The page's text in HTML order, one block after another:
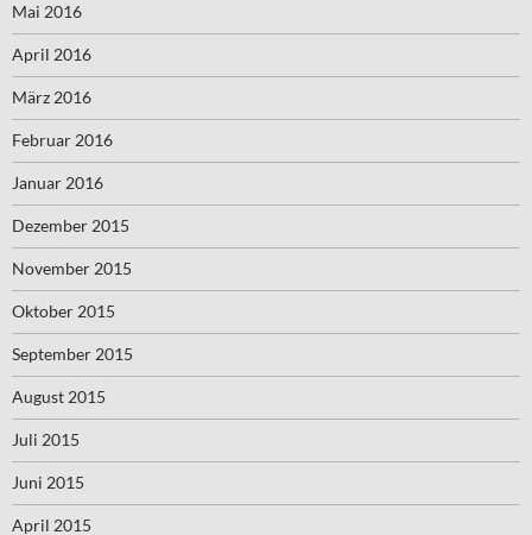
Mai 2016
April 2016
März 2016
Februar 2016
Januar 2016
Dezember 2015
November 2015
Oktober 2015
September 2015
August 2015
Juli 2015
Juni 2015
April 2015